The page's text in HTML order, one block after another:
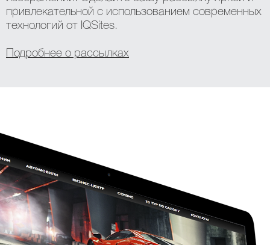
привлекательной с использованием современных
технологий от IQSites.
Подробнее о рассылках